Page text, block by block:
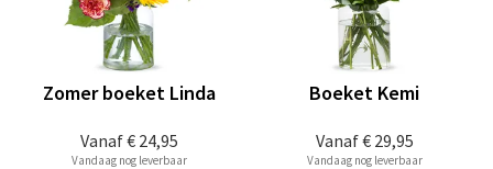
Vanaf€ 24,95
Zomer boeket Linda
Vandaag nog leverbaar
Vanaf€ 29,95
Boeket Kemi
Vandaag nog leverbaar